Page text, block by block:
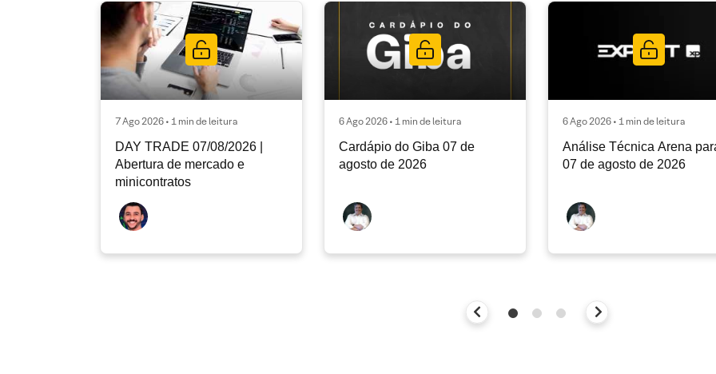
7 Ago 2026 • 1 min de leitura
DAY TRADE 07/08/2026 |
Abertura de mercado e
minicontratos
6 Ago 2026 • 1 min de leitura
Cardápio do Giba 07 de
agosto de 2026
6 Ago 2026 • 1 min de leitura
Análise Técnica Arena
07 de agosto de 2026